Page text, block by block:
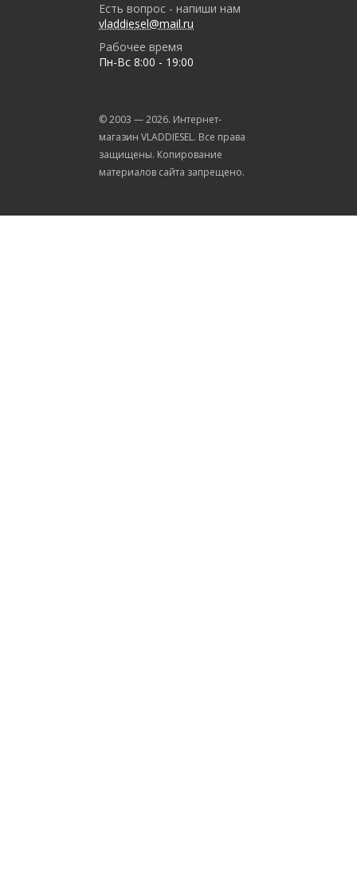
Есть вопрос - напиши нам
vladdiesel@mail.ru
Рабочее время
Пн-Вс 8:00 - 19:00
© 2003 —2026. Интернет-
магазин VLADDIESEL. Все права
защищены. Копирование
материалов сайта запрещено.